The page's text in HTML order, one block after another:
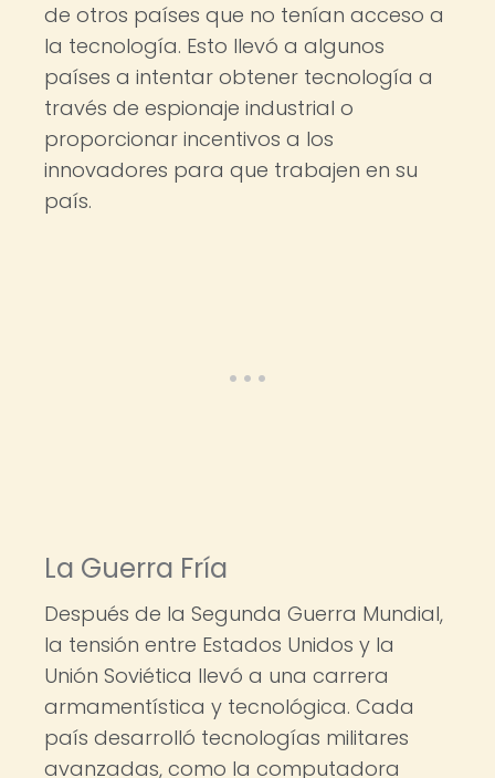
de otros países que no tenían acceso a
la tecnología. Esto llevó a algunos
países a intentar obtener tecnología a
través de espionaje industrial o
proporcionar incentivos a los
innovadores para que trabajen en su
país.
La Guerra Fría
Después de la Segunda Guerra Mundial,
la tensión entre Estados Unidos y la
Unión Soviética llevó a una carrera
armamentística y tecnológica. Cada
país desarrolló tecnologías militares
avanzadas, como la computadora